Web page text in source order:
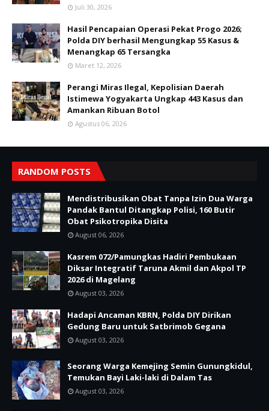
Juli 30, 2026
Hasil Pencapaian Operasi Pekat Progo 2026;
Polda DIY berhasil Mengungkap 55 Kasus &
Menangkap 65 Tersangka
Maret 12, 2026
Perangi Miras Ilegal, Kepolisian Daerah
Istimewa Yogyakarta Ungkap 443 Kasus dan
Amankan Ribuan Botol
Agustus 06, 2026
RANDOM POSTS
Mendistribusikan Obat Tanpa Izin Dua Warga
Pandak Bantul Ditangkap Polisi, 160 Butir
Obat Psikotropika Disita
August 06, 2026
Kasrem 072/Pamungkas Hadiri Pembukaan
Diksar Integratif Taruna Akmil dan Akpol TP
2026 di Magelang
August 03, 2026
Hadapi Ancaman KBRN, Polda DIY Dirikan
Gedung Baru untuk Satbrimob Gegana
August 03, 2026
Seorang Warga Kemejing Semin Gunungkidul,
Temukan Bayi Laki-laki di Dalam Tas
August 03, 2026